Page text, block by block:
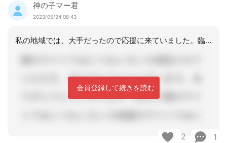
神の子マー君
2023/05/24 08:43
私の地域では、大手だったので応援に来ていました。臨時でも来てくれる方がいればとは
会員登録して続きを読む
2 1